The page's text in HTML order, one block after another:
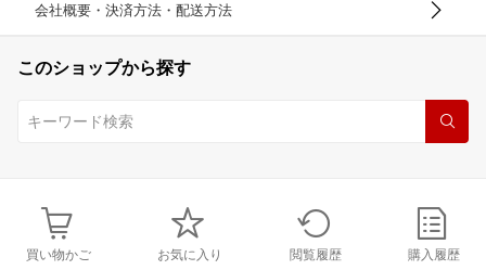
会社概要・決済方法・配送方法
このショップから探す
買い物かご お気に入り 閲覧履歴 購入履歴